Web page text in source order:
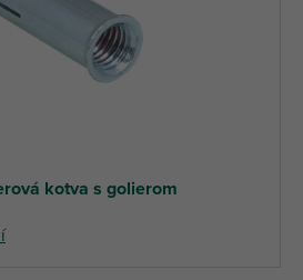
kotva s golierom